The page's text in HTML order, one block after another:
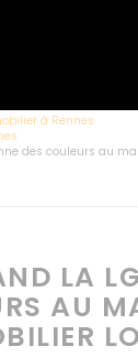
à Rennes
des couleurs au
LA
AU